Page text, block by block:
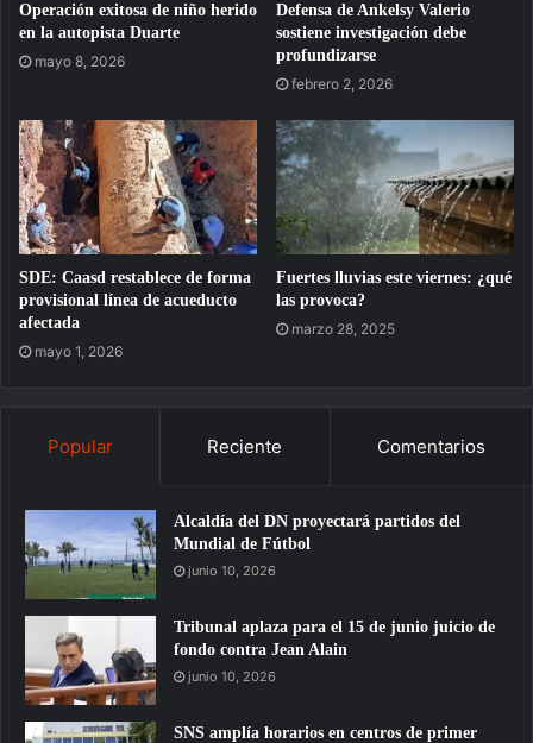
Operación exitosa de niño herido
en la autopista Duarte
mayo 8, 2026
Defensa de Ankelsy Valerio
sostiene investigación debe
profundizarse
febrero 2, 2026
SDE: Caasd restablece de forma
provisional línea de acueducto
afectada
mayo 1, 2026
Fuertes lluvias este viernes: ¿qué
las provoca?
marzo 28, 2025
Popular Reciente Comentarios
Alcaldía del DN proyectará partidos del
Mundial de Fútbol
junio 10, 2026
Tribunal aplaza para el 15 de junio juicio de
fondo contra Jean Alain
junio 10, 2026
SNS amplía horarios en centros de primer